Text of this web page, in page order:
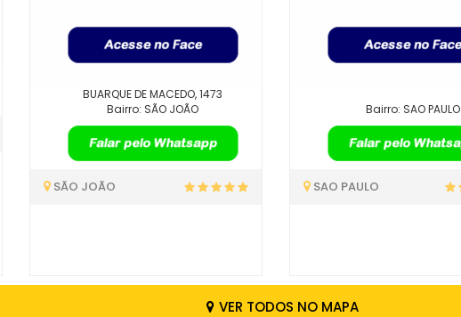
BUARQUE DE MACEDO, 1473
Bairro: SÃO JOÃO
SÃO JOÃO
Bairro: SAO PAULO
SAO PAULO
VER TODOS NO MAPA